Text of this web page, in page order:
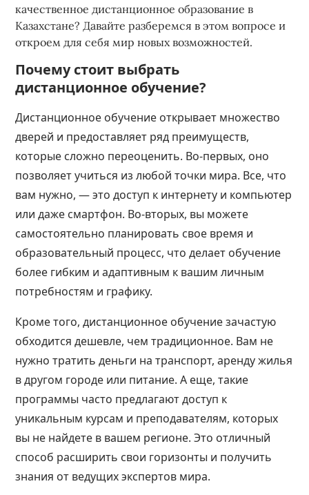
качественное дистанционноеобразование в
Казахстане? Давайте разберемся в этом вопросе и
откроем для себя мир новых возможностей.
Почему стоит выбрать
дистанционное обучение?
Дистанционное обучение открывает множество
дверей и предоставляет ряд преимуществ,
которые сложно переоценить. Во-первых, оно
позволяет учиться из любой точки мира. Все, что
вам нужно, — это доступ к интернету и компьютер
или даже смартфон. Во-вторых, вы можете
самостоятельно планировать свое время и
образовательный процесс, что делает обучение
более гибким и адаптивным к вашим личным
потребностям и графику.
Кроме того, дистанционное обучение зачастую
обходится дешевле, чем традиционное. Вам не
нужно тратить деньги на транспорт, аренду жилья
в другом городе или питание. А еще, такие
программы часто предлагают доступ к
уникальным курсам и преподавателям, которых
вы не найдете в вашем регионе. Это отличный
способ расширить свои горизонты и получить
знания от ведущих экспертов мира.